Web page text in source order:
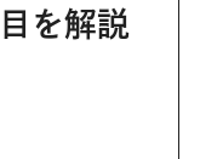
を解説